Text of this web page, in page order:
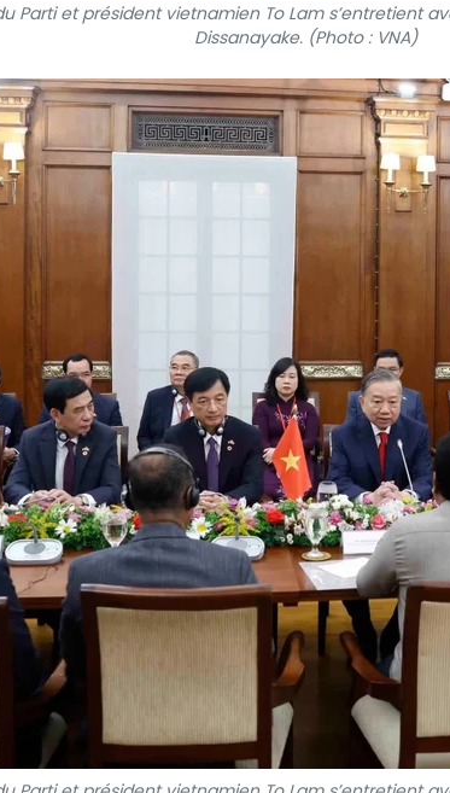
Parti et président vietnamien To Lam s’entretient
Dissanayake. (Photo : VNA)